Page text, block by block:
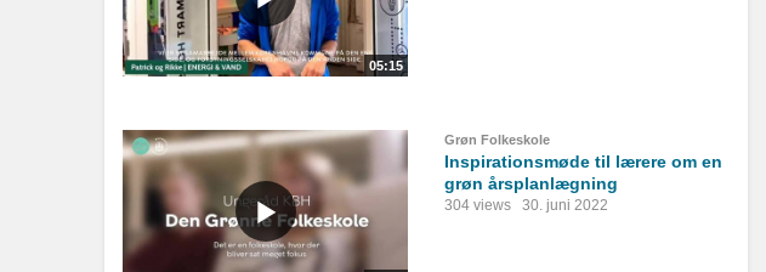
05:15
Grøn Folkeskole
Inspirationsmøde til lærere om en
grøn årsplanlægning
304 views 30. juni 2022